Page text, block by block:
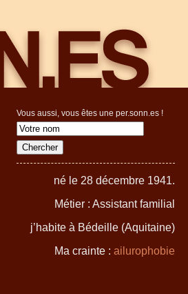
Vous aussi, vous êtes une per.sonn.es !
né le 28 décembre 1941.
Métier : Assistant familial
j’habite à Bédeille (Aquitaine)
Ma crainte : ailurophobie